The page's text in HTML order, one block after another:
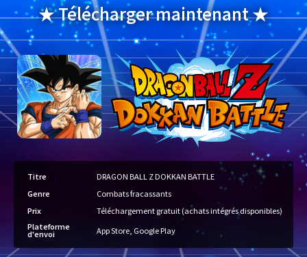
★ Télécharger maintenant ★
Titre
DRAGON BALL Z DOKKAN BATTLE
Genre
Combats fracassants
Prix
Téléchargement gratuit (achats intégrés disponibles)
Plateforme
d'envoi App Store, Google Play